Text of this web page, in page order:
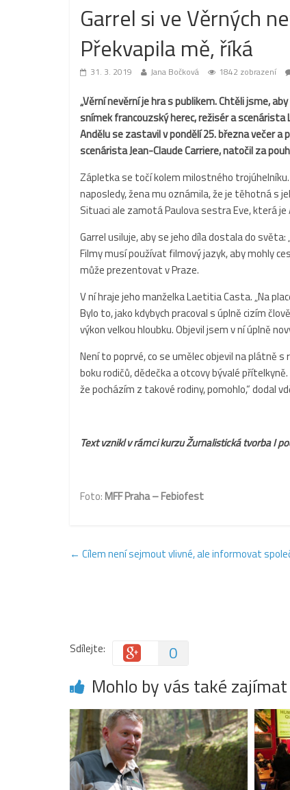
Garrel si ve Věrných
Překvapila mě, říká
31. 3. 2019 Jana Bočková 1842 zobrazení
„Věrní nevěrní je hra s publikem. Chtěli jsme,
snímek francouzský herec, režisér a
Andělu se zastavil v pondělí 25. března večer
scenárista Jean-Claude Carriere, natočil za
Zápletka se točí kolem milostného
naposledy, žena mu oznámila, že je těhotná s
Situaci ale zamotá Paulova sestra Eve, která je
Garrel usiluje, aby se jeho díla dostala do
Filmy musí používat filmový jazyk, aby mohly
může prezentovat v Praze.
V ní hraje jeho manželka Laetitia Casta. „Na
Bylo to, jako kdybych pracoval s úplně cizím
výkon velkou hloubku. Objevil jsem v ní úplně
Není to poprvé, co se umělec objevil na plátně
boku rodičů, dědečka a otcovy bývalé
že pocházím z takové rodiny, pomohlo,“ dodal
Text vznikl v rámci kurzu Žurnalistická tvorba I
Foto: MFF Praha – Febiofest
← Cílem není sejmout vlivné, ale informovat
Sdílejte: 0
Mohlo by vás také zajímat